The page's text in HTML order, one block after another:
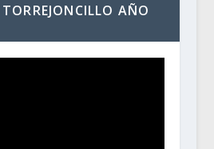
AÑO